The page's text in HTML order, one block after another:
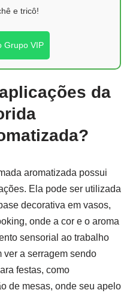
e tricô!
Grupo VIP
da
aromatizada possui
Ela pode ser utilizada
decorativa em vasos,
onde a cor e o aroma
sensorial ao trabalho
ver a serragem sendo
festas, como
de mesas, onde seu apelo